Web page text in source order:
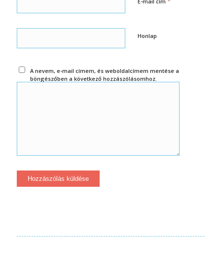
Honlap
A nevem, e-mail címem, és weboldalcímem mentése a
böngészőben a következő hozzászólásomhoz.